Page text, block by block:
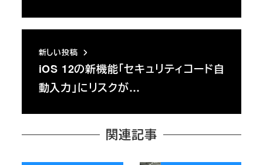
新しい投稿
iOS 12の新機能「セキュリティコード自
動入力」にリスクが…
関連記事